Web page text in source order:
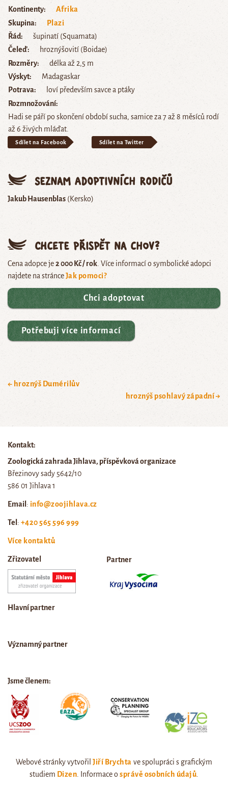
Kontinenty
Afrika
Skupina
Plazi
Řád
šupinatí (Squamata)
Čeleď
hroznýšovití (Boidae)
Rozměry
délka až 2,5 m
Výskyt
Madagaskar
Potrava
loví především savce a ptáky
Rozmnožování
Hadi se páří po skončení období sucha, samice za 7 až 8 měsíců rodí
až 6 živých mláďat.
Sdílet na Facebook Sdílet na Twitter
Seznam adoptivních rodičů
Jakub Hausenblas (Kersko)
Chcete přispět na chov?
Cena adopce je2 000 Kč / rok. Více informací o symbolické adopci
najdete na stránceJak pomoci?
Chci adoptovat
Potřebuji více informací
← hroznýš Dumérilův
hroznýš psohlavý západní →
Kontakt:
Zoologická zahrada Jihlava, příspěvková organizace
Březinovy sady 5642/10
586 01 Jihlava 1
Email : info@zoojihlava.cz
Tel : +420 565 596 999
Více kontaktů
Zřizovatel Partner
Hlavní partner
Významný partner
Jsme členem:
Webové stránky vytvořilJiří Brychta ve spolupráci s grafickým
studiem Dizen. Informace osprávě osobních údajů.